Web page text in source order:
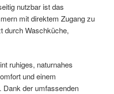
nutzbar ist das
mit direktem Zugang zu
durch Waschküche,
ruhiges, naturnahes
und einem
Dank der umfassenden